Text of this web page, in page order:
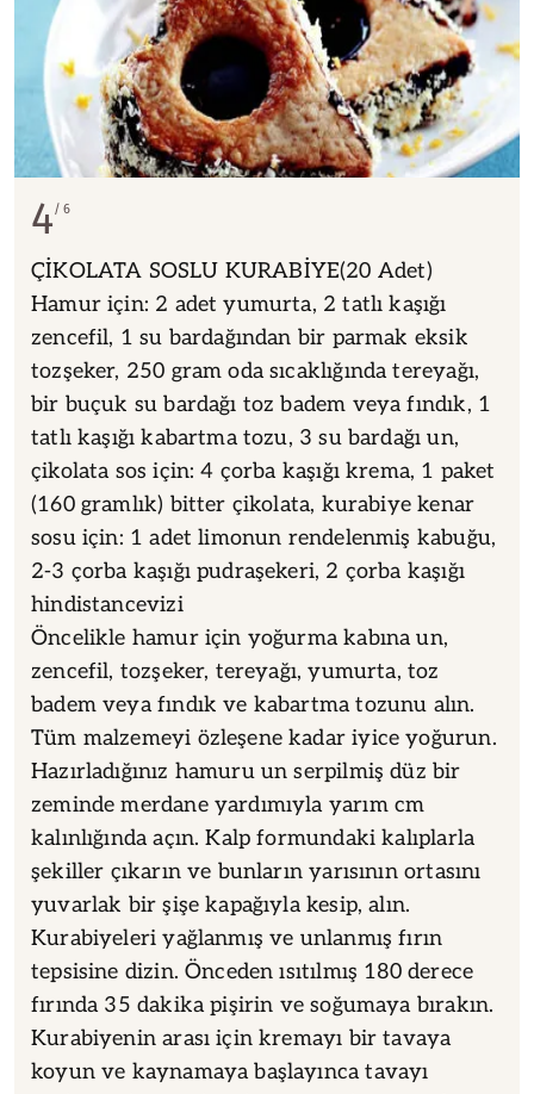
4 6
ÇİKOLATA SOSLU KURABİYE(20 Adet)
Hamur için: 2 adet yumurta, 2 tatlı kaşığı
zencefil, 1 su bardağından bir parmak eksik
tozşeker, 250 gram oda sıcaklığında tereyağı,
bir buçuk su bardağı toz badem veya fındık, 1
tatlı kaşığı kabartma tozu, 3 su bardağı un,
çikolata sos için: 4 çorba kaşığı krema, 1 paket
(160 gramlık) bitter çikolata, kurabiye kenar
sosu için: 1 adet limonun rendelenmiş kabuğu,
2-3 çorba kaşığı pudraşekeri, 2 çorba kaşığı
hindistancevizi
Öncelikle hamur için yoğurma kabına un,
zencefil, tozşeker, tereyağı, yumurta, toz
badem veya fındık ve kabartma tozunu alın.
Tüm malzemeyi özleşene kadar iyice yoğurun.
Hazırladığınız hamuru un serpilmiş düz bir
zeminde merdane yardımıyla yarım cm
kalınlığında açın. Kalp formundaki kalıplarla
şekiller çıkarın ve bunların yarısının ortasını
yuvarlak bir şişe kapağıyla kesip, alın.
Kurabiyeleri yağlanmış ve unlanmış fırın
tepsisine dizin. Önceden ısıtılmış 180 derece
fırında 35 dakika pişirin ve soğumaya bırakın.
Kurabiyenin arası için kremayı bir tavaya
koyun ve kaynamaya başlayınca tavayı